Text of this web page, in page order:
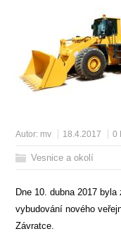
Autor: mv 18.4.2017 0
Vesnice a okolí
Dne 10. dubna 2017
vybudování nového
Závratce.